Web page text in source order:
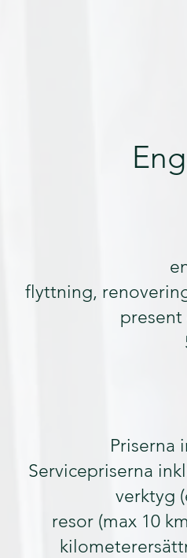
flyttning,
Priserna
Servicepriserna
verktyg
resor (max 10